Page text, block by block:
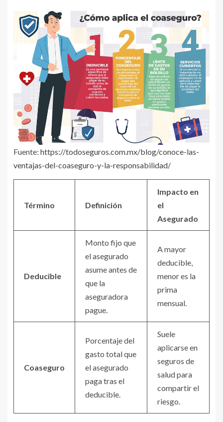
Fuente: https://todoseguros.com.mx/blog/conoce-las-
ventajas-del-coaseguro-y-la-responsabilidad/
Término Definición
Impacto en
el
Asegurado
Deducible
Monto fijo que
el asegurado
asume antes de
que la
aseguradora
pague.
A mayor
deducible,
menor es la
prima
mensual.
Coaseguro
Porcentaje del
gasto total que
el asegurado
paga tras el
deducible.
Suele
aplicarse en
seguros de
salud para
compartir el
riesgo.